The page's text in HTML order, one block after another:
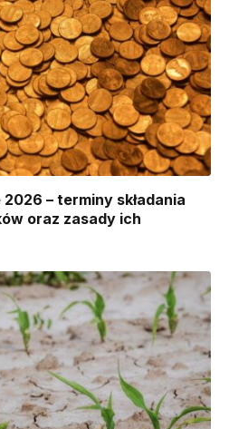
– terminy składania
oraz zasady ich